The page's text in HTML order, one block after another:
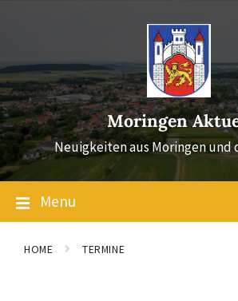
Moringen
Neuigkeiten aus Moringen und
Menu
HOME TERMINE